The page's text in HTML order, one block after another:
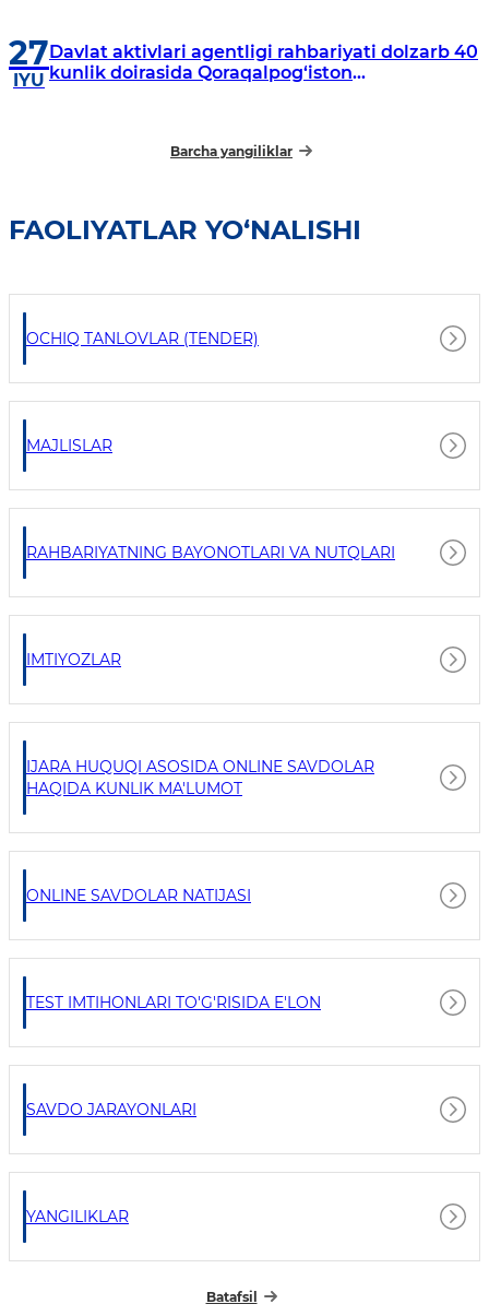
27
IYU
Davlat aktivlari agentligi rahbariyati dolzarb 40
kunlik doirasida Qoraqalpog‘iston
Barcha yangiliklar
FAOLIYATLAR YO‘NALISHI
OCHIQ TANLOVLAR (TENDER)
MAJLISLAR
RAHBARIYATNING BAYONOTLARI VA NUTQLARI
IMTIYOZLAR
IJARA HUQUQI ASOSIDA ONLINE SAVDOLAR
HAQIDA KUNLIK MA'LUMOT
ONLINE SAVDOLAR NATIJASI
TEST IMTIHONLARI TO'G'RISIDA E'LON
SAVDO JARAYONLARI
YANGILIKLAR
Batafsil